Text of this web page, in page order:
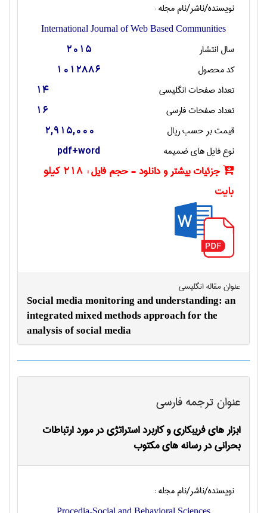
نویسنده/ناشر/نام مجله :
International Journal of Web Based Communities
سال انتشار 2015
کد محصول 1012886
تعداد صفحات انگليسی 14
تعداد صفحات فارسی 16
قیمت بر حسب ریال 2,915,000
نوع فایل های ضمیمه pdf+word
جزئیات بیشتر و دانلود - حجم فایل :
218 کیلو
بایت
عنوان مقاله انگليسی
Social media monitoring and understanding: an
integrated mixed methods approach for the
analysis of social media
عنوان ترجمه فارسی
ابزار های فریبکاری و کاربرد استراتژی در مورد ارتباطات
بحرانی در رسانه های مکتوب
نویسنده/ناشر/نام مجله :